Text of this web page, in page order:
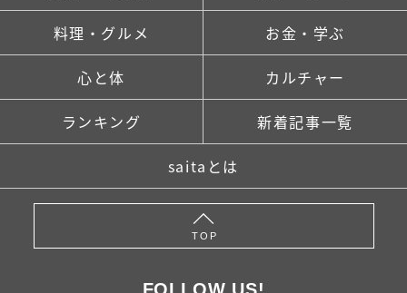
料理・グルメ お金・学ぶ
心と体 カルチャー
ランキング 新着記事一覧
saitaとは
TOP